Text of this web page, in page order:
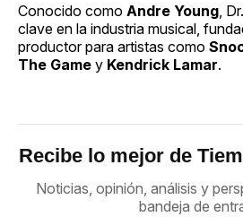
Conocido como Andre Young ,
clave en la industria musical,
productor para artistas como
The Game y Kendrick Lamar.
Recibe lo mejor de
Noticias, opinión, análisis y
bandeja de